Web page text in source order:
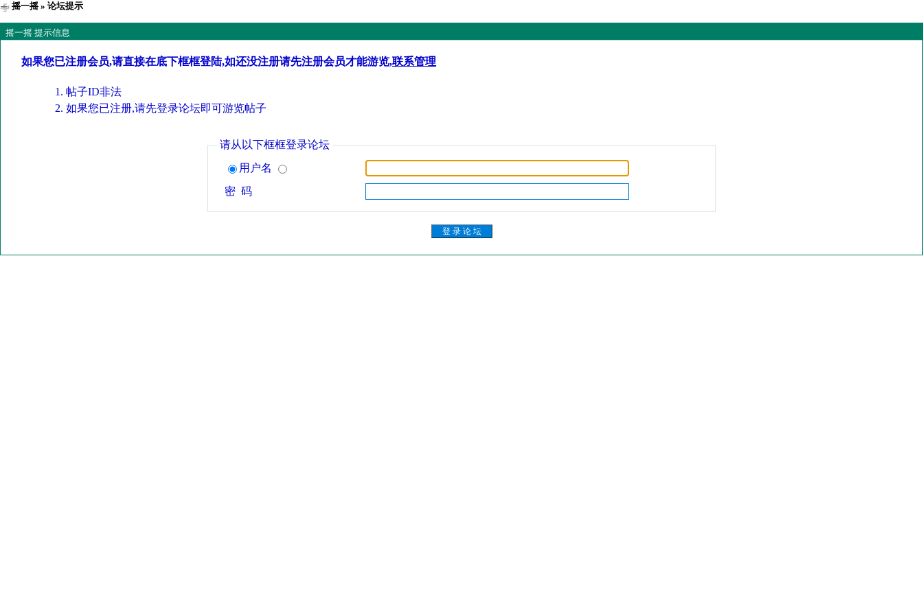
摇一摇» 论坛提示
摇一摇 提示信息
如果您已注册会员,请直接在底下框框登陆,如还没注册请先注册会员才能游览,联系管理
帖子ID非法
如果您已注册,请先登录论坛即可游览帖子
请从以下框框登录论坛
用户名
密 码